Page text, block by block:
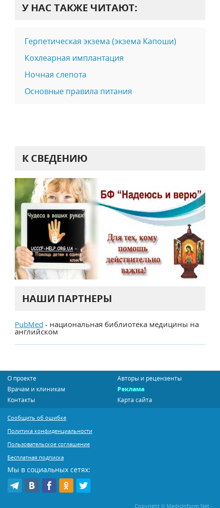
У НАС ТАКЖЕ ЧИТАЮТ:
Герпетическая экзема (экзема Капоши)
Кохлеарная имплантация
Ночная слепота
Основные правила питания
К СВЕДЕНИЮ
НАШИ ПАРТНЕРЫ
PubMed - национальная библиотека медицины на
английском
О проекте
Авторы и рецензенты
Врачам и клиникам
Реклама
Контакты
Карта сайта
Сообщить об ошибке
Политика конфиденциальности
Пользовательское соглашение
Бесплатная подписка
Мы в социальных сетях:
Copyright © MedicInform.Net -